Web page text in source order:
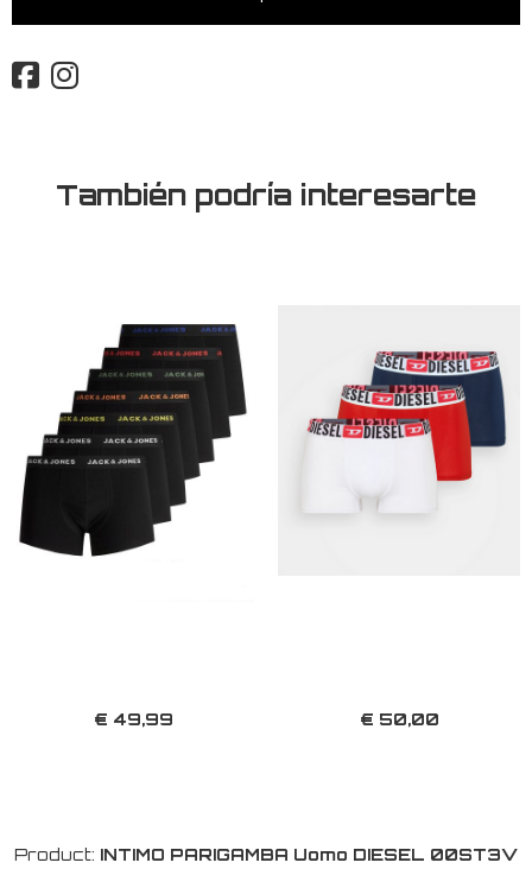
También podría interesarte
€ 49,99 € 50,00
Product: INTIMO PARIGAMBA Uomo DIESEL 00ST3V